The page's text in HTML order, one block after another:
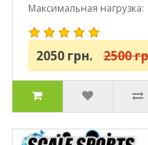
Максимальная нагрузка:
до 100 кг
2050 грн. 2500